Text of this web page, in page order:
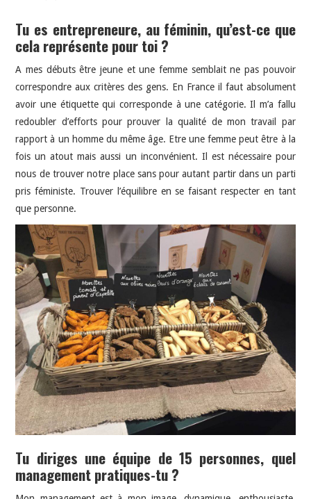
Tu es entrepreneure, au féminin, qu’est-ce que
cela représente pour toi ?
A mes débuts être jeune et une femme semblait ne pas pouvoir
correspondre aux critères des gens. En France il faut absolument
avoir une étiquette qui corresponde à une catégorie. Il m’a fallu
redoubler d’efforts pour prouver la qualité de mon travail par
rapport à un homme du même âge. Etre une femme peut être à la
fois un atout mais aussi un inconvénient. Il est nécessaire pour
nous de trouver notre place sans pour autant partir dans un parti
pris féministe. Trouver l’équilibre en se faisant respecter en tant
que personne.
Tu diriges une équipe de 15 personnes, quel
management pratiques-tu ?